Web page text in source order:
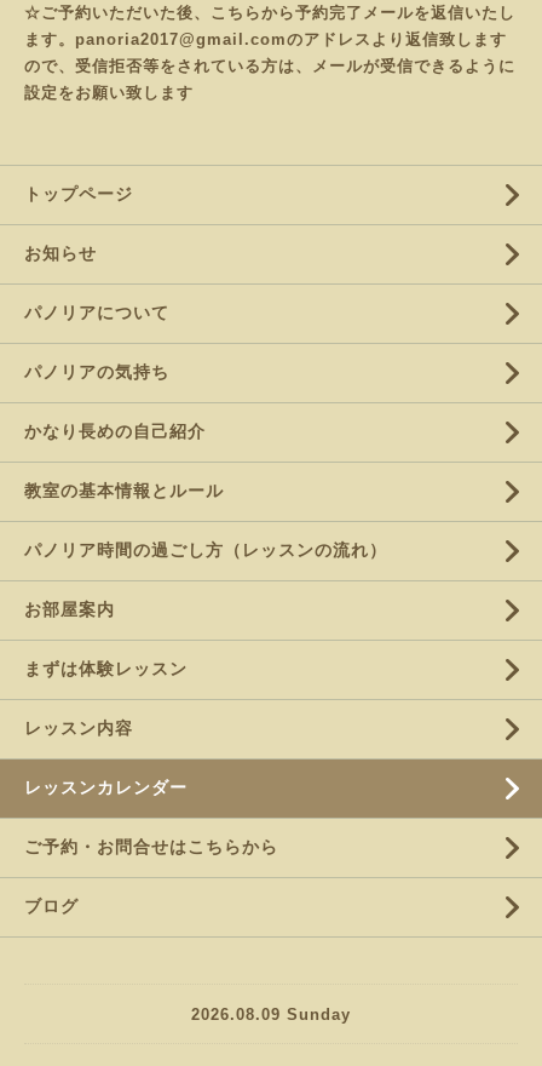
☆ご予約いただいた後、こちらから予約完了メールを返信いたし
ます。panoria2017@gmail.comのアドレスより返信致します
ので、受信拒否等をされている方は、メールが受信できるように
設定をお願い致します
トップページ
お知らせ
パノリアについて
パノリアの気持ち
かなり長めの自己紹介
教室の基本情報とルール
パノリア時間の過ごし方（レッスンの流れ）
お部屋案内
まずは体験レッスン
レッスン内容
レッスンカレンダー
ご予約・お問合せはこちらから
ブログ
2026.08.09 Sunday